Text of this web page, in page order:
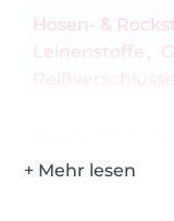
Hosen- &
Leinenstoffe